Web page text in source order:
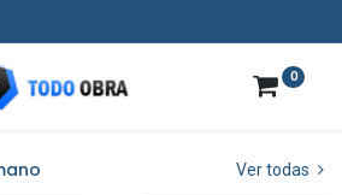
0
Ver todas